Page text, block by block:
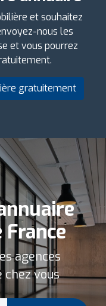
et souhaitez
nous les
et vous pourrez
gratuitement
agences
vous